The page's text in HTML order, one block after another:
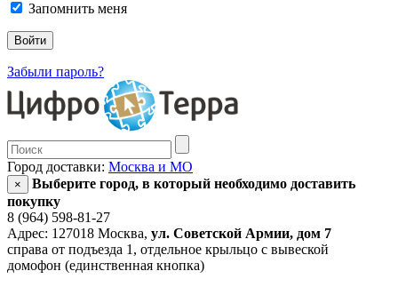
Запомнить меня
Забыли пароль?
Город доставки: Москва и МО
×
Выберите город, в который необходимо доставить
покупку
8 (964) 598-81-27
Адрес: 127018 Москва, ул. Советской Армии, дом 7
справа от подъезда 1, отдельное крыльцо с вывеской
домофон (единственная кнопка)